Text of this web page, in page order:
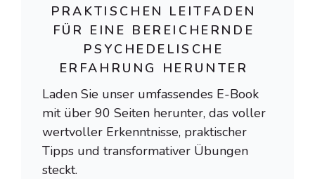
PRAKTISCHEN LEITFADEN
FÜR EINE BEREICHERNDE
PSYCHEDELISCHE
ERFAHRUNG HERUNTER
Laden Sie unser umfassendes E-Book
mit über 90 Seiten herunter, das voller
wertvoller Erkenntnisse, praktischer
Tipps und transformativer Übungen
steckt.